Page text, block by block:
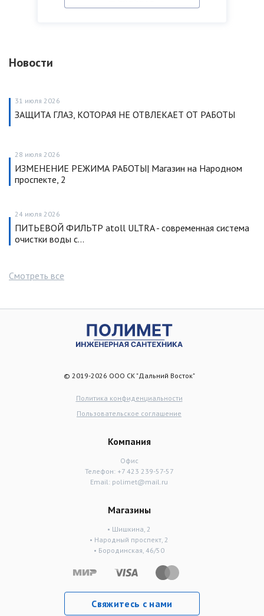
Новости
31 июля 2026
ЗАЩИТА ГЛАЗ, КОТОРАЯ НЕ ОТВЛЕКАЕТ ОТ РАБОТЫ
28 июля 2026
ИЗМЕНЕНИЕ РЕЖИМА РАБОТЫ| Магазин на Народном
проспекте, 2
24 июля 2026
ПИТЬЕВОЙ ФИЛЬТР atoll ULTRA - современная система
очистки воды с…
Смотреть все
© 2019-2026 ООО СК "Дальний Восток"
Политика конфиденциальности
Пользовательское соглашение
Компания
Офис
Телефон: +7 423 239-57-57
Email: polimet@mail.ru
Магазины
• Шишкина, 2
• Народный проспект, 2
• Бородинская, 46/50
Свяжитесь с нами